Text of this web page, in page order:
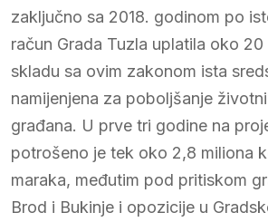
zaključno sa 2018. godinom po
račun Grada Tuzla uplatila oko
skladu sa ovim zakonom ista
namijenjena za poboljšanje
građana. U prve tri godine na
potrošeno je tek oko 2,8 miliona
maraka, međutim pod pritiskom
Brod i Bukinje i opozicije u